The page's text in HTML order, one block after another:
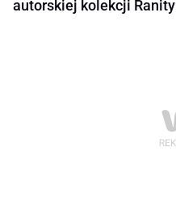
autorskiej kolekcji